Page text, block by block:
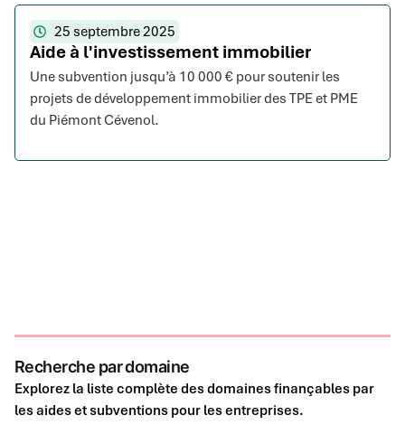
25 septembre 2025
Aide à l'investissement immobilier
Une subvention jusqu’à 10 000 € pour soutenir les
projets de développement immobilier des TPE et PME
du Piémont Cévenol.
Recherche par domaine
Explorez la liste complète des domaines finançables par
les aides et subventions pour les entreprises.